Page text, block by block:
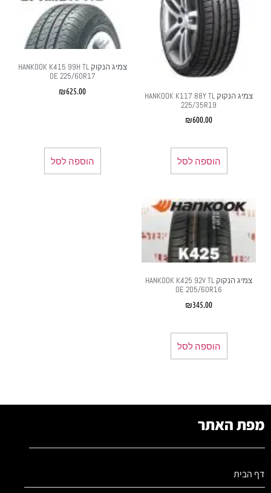
צמיג הנקוק HANKOOK K117 88Y TL
225/35R19
₪600.00
הוספה לסל
צמיג הנקוק HANKOOK K415 99H TL
OE 225/60R17
₪625.00
הוספה לסל
צמיג הנקוק HANKOOK K425 92V TL
OE 205/60R16
₪345.00
הוספה לסל
מפת האתר
דף הבית